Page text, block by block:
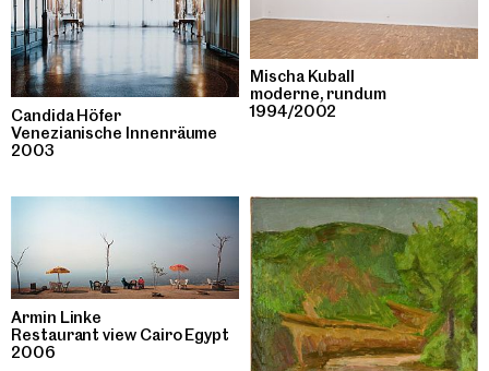
Candida Höfer
Venezianische Innenräume
2003
Mischa Kuball
moderne, rundum
1994/2002
Armin Linke
Restaurant view Cairo Egypt
2006